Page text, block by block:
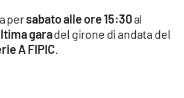
persabato alle ore 15:30al
garadel girone di andata del
A FIPIC.